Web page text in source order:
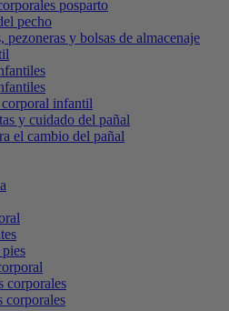
posparto
pecho
pezoneras y bolsas de almacenaje
infantil
y cuidado del pañal
el cambio del pañal
corporales
corporales